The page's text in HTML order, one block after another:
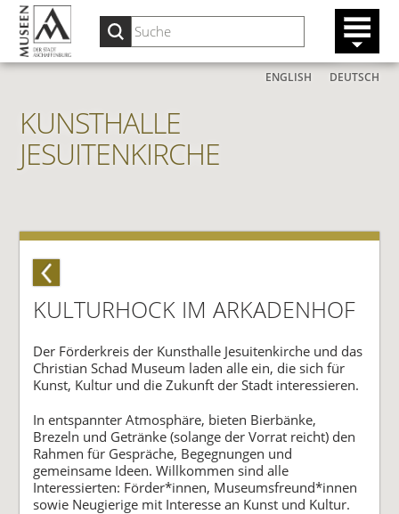
KUNSTHALLE
JESUITENKIRCHE
DEUTSCH
ENGLISH
KULTURHOCK IM ARKADENHOF
Der Förderkreis der Kunsthalle Jesuitenkirche und das
Christian Schad Museum laden alle ein, die sichfür
Kunst, Kultur und die Zukunft der Stadt interessieren.
In entspannter Atmosphäre, bieten Bierbänke,
Brezeln und Getränke (solange der Vorrat reicht) den
Rahmen für Gespräche, Begegnungen und
gemeinsame Ideen. Willkommen sind alle
Interessierten: Förder*innen, Museumsfreund*innen
sowie Neugierige mit Interesse an Kunst und Kultur.